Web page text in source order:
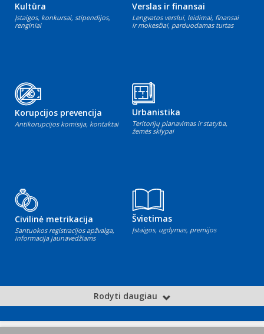
Kultūra
Įstaigos, konkursai, stipendijos,
renginiai
Verslas ir finansai
Lengvatos verslui, leidimai, finansai
ir mokesčiai, parduodamas turtas
Korupcijos prevencija
Antikorupcijos komisija, kontaktai
Urbanistika
Teritorijų planavimas ir statyba,
žemės sklypai
Civilinė metrikacija
Santuokos registracijos apžvalga,
informacija jaunavedžiams
Švietimas
Įstaigos, ugdymas, premijos
Rodyti daugiau